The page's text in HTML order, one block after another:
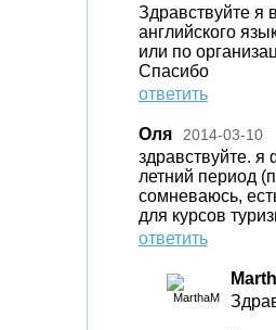
Здравствуйте я
английского
или по
Спасибо
ответить
Оля 2014-03-10
здравствуйте. я
летний период
сомневаюсь,
для курсов
ответить